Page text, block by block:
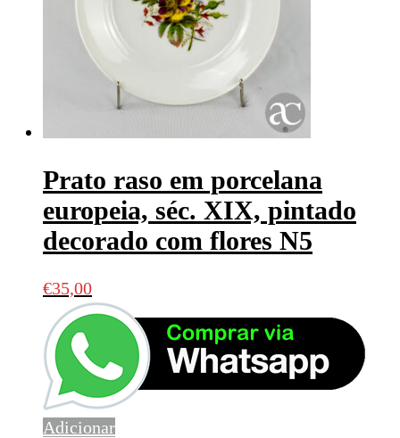
Prato raso em porcelana
europeia, séc. XIX, pintado
decorado com flores N5
€35,00
Adicionar